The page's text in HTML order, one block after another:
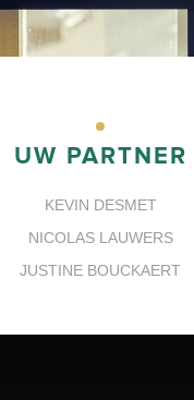
UW PARTNER
KEVIN DESMET
NICOLAS LAUWERS
JUSTINE BOUCKAERT